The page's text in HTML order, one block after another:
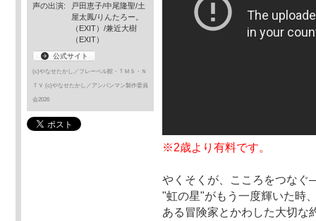
声の出演:
戸田恵子/中尾隆聖/土
屋太鳳/りんたろー。
（EXIT）/兼近大樹
（EXIT）
公式サイト
(c)やなせたかし／フレーベル館・ＴＭＳ・Ｎ
ＴＶ (c)やなせたかし／アンパンマン製作委員
会2026
※2歳より有料です。
やくそくが、こころをつな
"虹の星"がもう一度輝いた時
ある冒険家とかわした大切な